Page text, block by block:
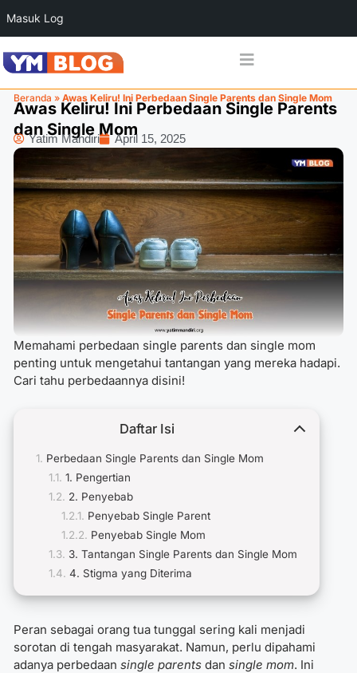
Masuk Log
Beranda » Awas Keliru! Ini Perbedaan Single Parents dan Single Mom
Awas Keliru! Ini Perbedaan Single Parents
dan Single Mom
Yatim Mandiri April 15, 2025
Memahami perbedaan single parents dan single mom
penting untuk mengetahui tantangan yang mereka hadapi.
Cari tahu perbedaannya disini!
Daftar Isi
Perbedaan Single Parents dan Single Mom
1. Pengertian
2. Penyebab
Penyebab Single Parent
Penyebab Single Mom
3. Tantangan Single Parents dan Single Mom
4. Stigma yang Diterima
Peran sebagai orang tua tunggal sering kali menjadi
sorotan di tengah masyarakat. Namun, perlu dipahami
adanya perbedaan single parents dan single mom. Ini